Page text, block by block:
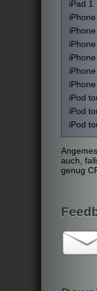
iPad 1
iPod
iPod
iPod
auch,
genug